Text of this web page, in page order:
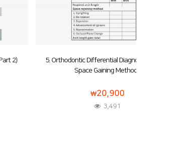
5. Orthodontic Differential Diagnosis (Part 3):
Space Gaining Methods